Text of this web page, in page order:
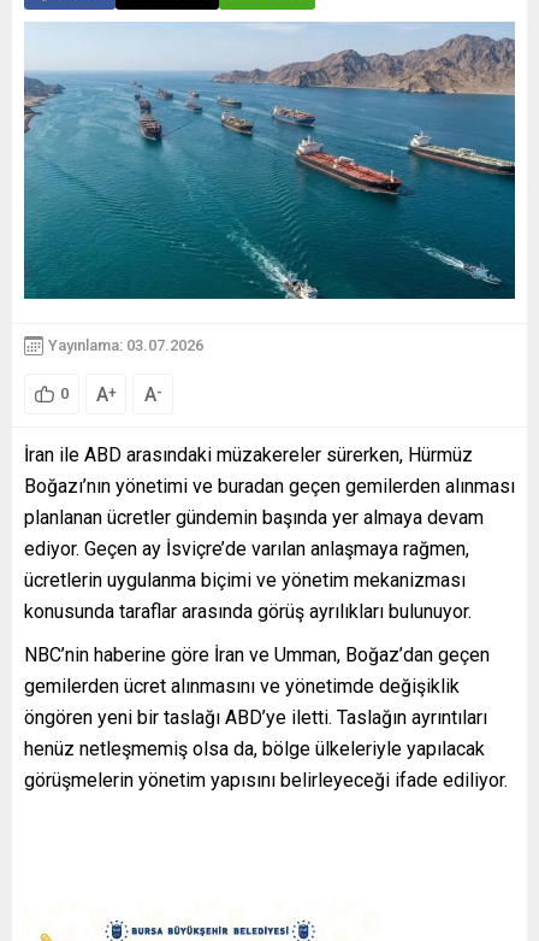
Yayınlama: 03.07.2026
0 A+ A-
İran ile ABD arasındaki müzakereler sürerken, Hürmüz
Boğazı’nın yönetimi ve buradan geçen gemilerden alınması
planlanan ücretler gündemin başında yer almaya devam
ediyor. Geçen ay İsviçre’de varılan anlaşmaya rağmen,
ücretlerin uygulanma biçimi ve yönetim mekanizması
konusunda taraflar arasında görüş ayrılıkları bulunuyor.
NBC’nin haberine göre İran ve Umman, Boğaz’dan geçen
gemilerden ücret alınmasını ve yönetimde değişiklik
öngören yeni bir taslağı ABD’ye iletti. Taslağın ayrıntıları
henüz netleşmemiş olsa da, bölge ülkeleriyle yapılacak
görüşmelerin yönetim yapısını belirleyeceği ifade ediliyor.